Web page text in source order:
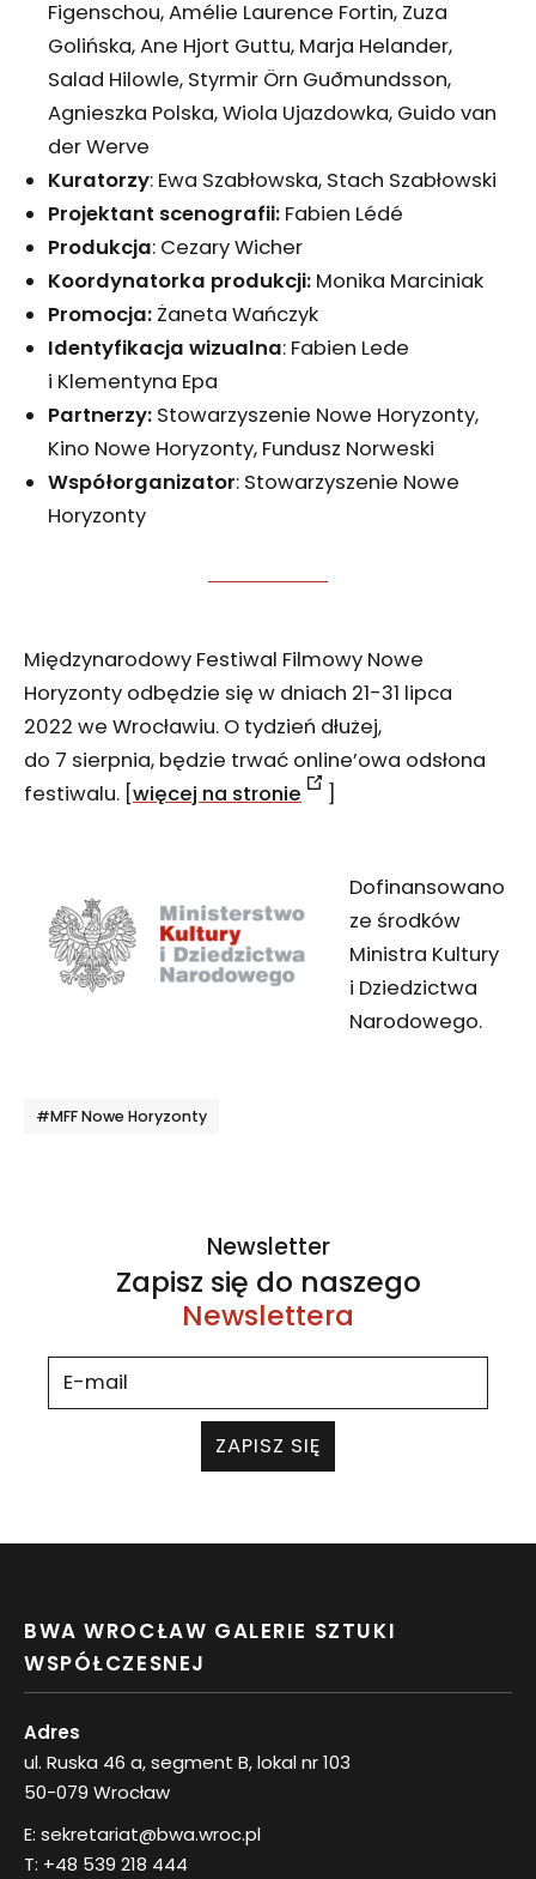
Figenschou, Amélie Laurence Fortin, Zuza
Golińska, Ane Hjort Guttu, Marja Helander,
Salad Hilowle, Styrmir Örn Guðmundsson,
Agnieszka Polska, Wiola Ujazdowka, Guido van
der Werve
Kuratorzy: Ewa Szabłowska, Stach Szabłowski
Projektant scenografii: Fabien Lédé
Produkcja: Cezary Wicher
Koordynatorka produkcji: Monika Marciniak
Promocja: Żaneta Wańczyk
Identyfikacja wizualna: Fabien Lede
i Klementyna Epa
Partnerzy: Stowarzyszenie Nowe Horyzonty,
Kino Nowe Horyzonty, Fundusz Norweski
Współorganizator: Stowarzyszenie Nowe
Horyzonty
Międzynarodowy Festiwal Filmowy Nowe
Horyzonty odbędzie się w dniach 21-31 lipca
2022 we Wrocławiu. O tydzień dłużej,
do 7 sierpnia, będzie trwać online’owa odsłona
festiwalu. [więcej na stronie ]
Dofinansowano
ze środków
Ministra Kultury
i Dziedzictwa
Narodowego.
#MFF Nowe Horyzonty
Newsletter
Zapisz się do naszego
Newslettera
ZAPISZ SIĘ
BWA WROCŁAW GALERIE SZTUKI
WSPÓŁCZESNEJ
Adres
ul. Ruska 46 a, segment B, lokal nr 103
50-079 Wrocław
E: sekretariat@bwa.wroc.pl
T: +48 539 218 444